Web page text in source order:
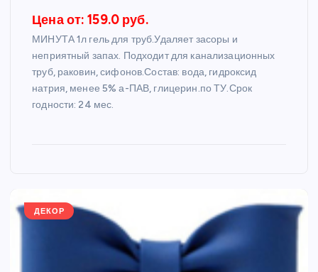
Цена от: 159.0 руб.
МИНУТА 1л гель для труб.Удаляет засоры и
неприятный запах. Подходит для канализационных
труб, раковин, сифонов.Состав: вода, гидроксид
натрия, менее 5% а-ПАВ, глицерин.по ТУ.Срок
годности: 24 мес.
ДЕКОР